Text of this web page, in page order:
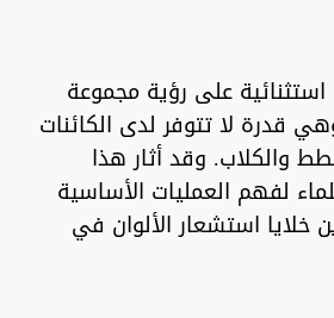
استثنائية على رؤية مجموعة
قدرة لا تتوفر لدى الكائنات
والكلاب. وقد أثار هذا
لفهم العمليات الأساسية
خلايا استشعار الألوان في